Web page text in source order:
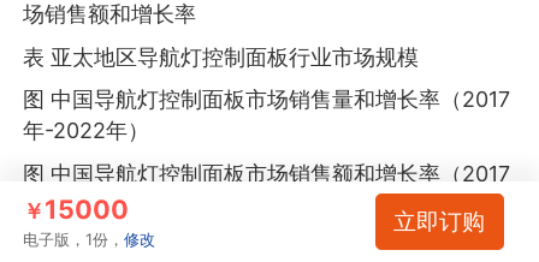
场销售额和增长率
表 亚太地区导航灯控制面板行业市场规模
图 中国导航灯控制面板市场销售量和增长率（2017
年-2022年）
图 中国导航灯控制面板市场销售额和增长率（2017
年-2022年）
图 日本导航灯控制面板市场销售量和增长率（2017
￥15000
电子版，1份，修改
立即订购